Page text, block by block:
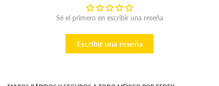
Sé el primero en escribir una reseña
Escribir una reseña